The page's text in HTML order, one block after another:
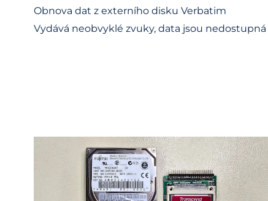
Obnova dat z externího disku Verbatim
Vydává neobvyklé zvuky, data jsou nedostupná